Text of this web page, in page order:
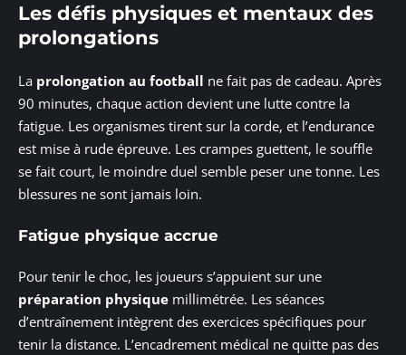
Les défis physiques et mentaux des
prolongations
La prolongation au football ne fait pas de cadeau. Après
90 minutes, chaque action devient une lutte contre la
fatigue. Les organismes tirent sur la corde, et l’endurance
est mise à rude épreuve. Les crampes guettent, le souffle
se fait court, le moindre duel semble peser une tonne. Les
blessures ne sont jamais loin.
Fatigue physique accrue
Pour tenir le choc, les joueurs s’appuient sur une
préparation physique millimétrée. Les séances
d’entraînement intègrent des exercices spécifiques pour
tenir la distance. L’encadrement médical ne quitte pas des